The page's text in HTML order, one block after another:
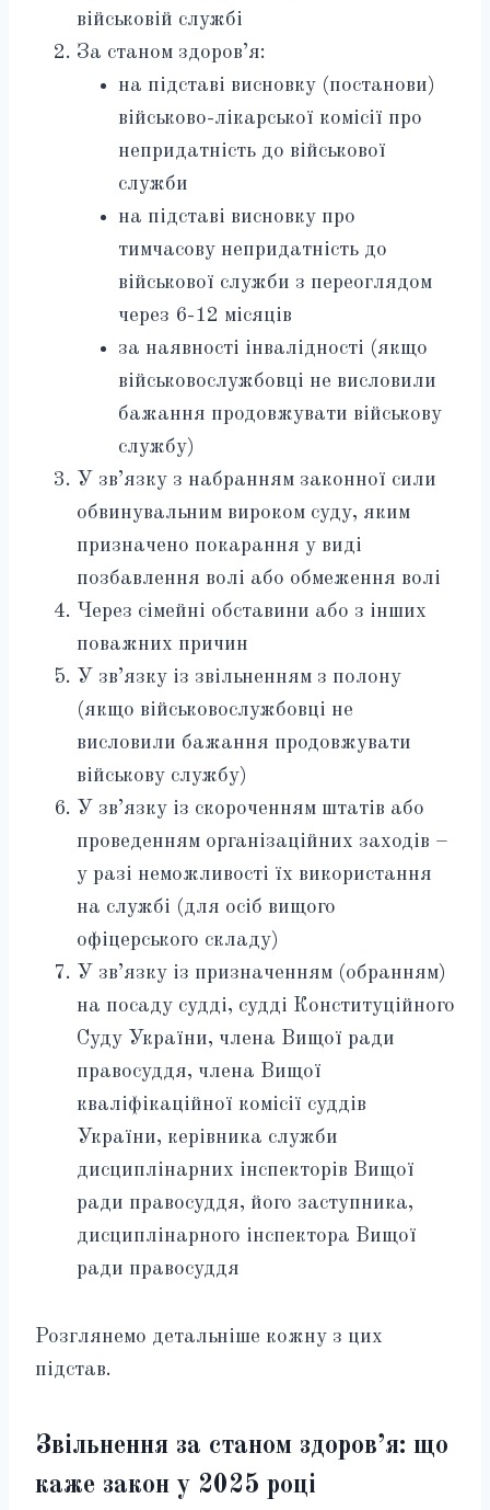
військовій службі
За станом здоров’я:
на підставі висновку (постанови)
військово-лікарської комісії про
непридатність до військової
служби
на підставі висновку про
тимчасову непридатність до
військової служби з переоглядом
через 6-12 місяців
за наявності інвалідності (якщо
військовослужбовці не висловили
бажання продовжувати військову
службу)
У зв’язку з набранням законної сили
обвинувальним вироком суду, яким
призначено покарання у виді
позбавлення волі або обмеження волі
Через сімейні обставини або з інших
поважних причин
У зв’язку із звільненням з полону
(якщо військовослужбовці не
висловили бажання продовжувати
військову службу)
У зв’язку із скороченням штатів або
проведенням організаційних заходів –
у разі неможливості їх використання
на службі (для осіб вищого
офіцерського складу)
У зв’язку із призначенням (обранням)
на посаду судді, судді Конституційного
Суду України, члена Вищої ради
правосуддя, члена Вищої
кваліфікаційної комісії суддів
України, керівника служби
дисциплінарних інспекторів Вищої
ради правосуддя, його заступника,
дисциплінарного інспектора Вищої
ради правосуддя
Розглянемо детальніше кожну з цих
підстав.
Звільнення за станом здоров’я: що
каже закон у 2025 році